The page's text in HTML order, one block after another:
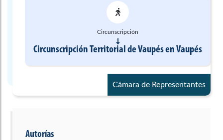
Circunscripción
Circunscripción Territorial de VaupésenVaupés
Cámara de Representantes
Autorías